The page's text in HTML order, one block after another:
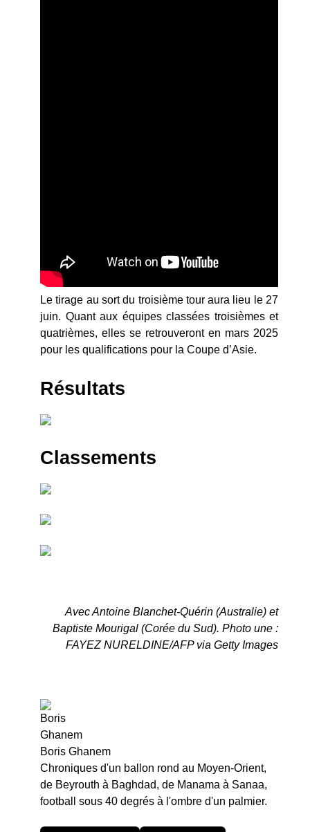
Le tirage au sort du troisième tour aura lieu le 27
juin. Quant aux équipes classées troisièmes et
quatrièmes, elles se retrouveront en mars 2025
pour les qualifications pour la Coupe d’Asie.
Résultats
Classements
Avec Antoine Blanchet-Quérin (Australie) et
Baptiste Mourigal (Corée du Sud). Photo une :
FAYEZ NURELDINE/AFP via Getty Images
Boris Ghanem
Chroniques d'un ballon rond au Moyen-Orient,
de Beyrouth à Baghdad, de Manama à Sanaa,
football sous 40 degrés à l'ombre d'un palmier.